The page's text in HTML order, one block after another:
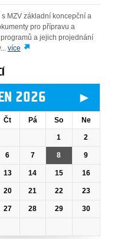
MZV základní koncepční a
pro přípravu a
a jejich projednání
více
2026 ►
Čt Pá So Ne
1 2
6 7 8 9
13 14 15 16
20 21 22 23
27 28 29 30